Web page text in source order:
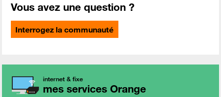
Vous avez une question ?
Interrogez la communauté
internet & fixe
mes services Orange